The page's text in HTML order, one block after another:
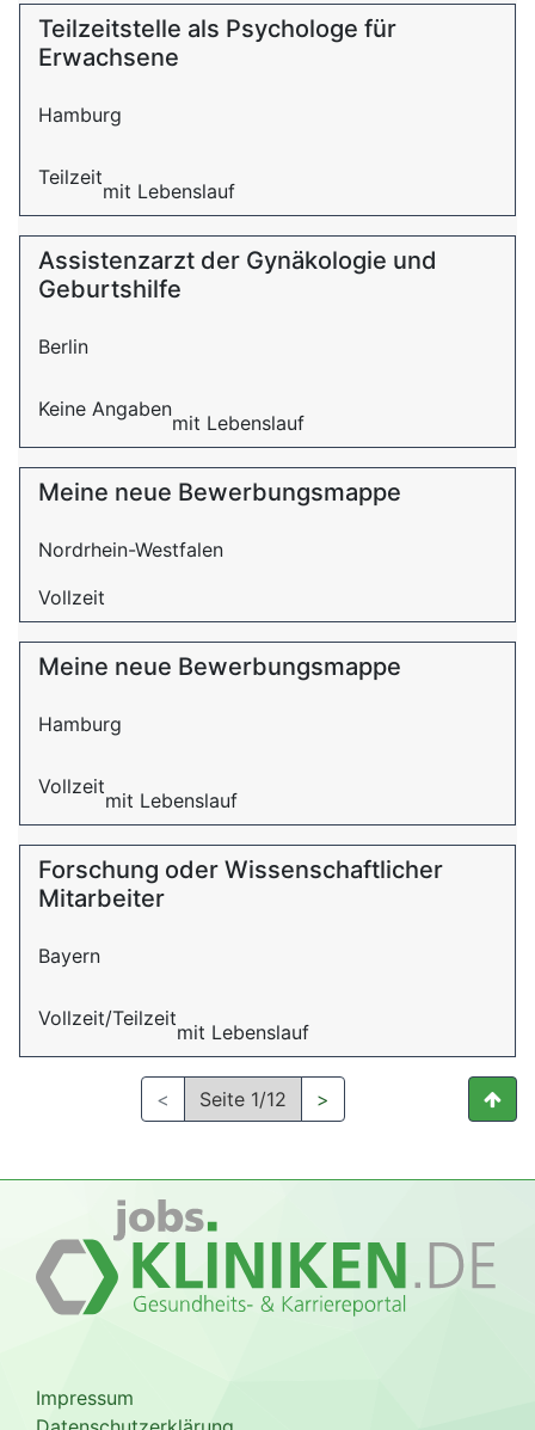
Teilzeitstelle als Psychologe für
Erwachsene
Hamburg
Teilzeit
mit Lebenslauf
Assistenzarzt der Gynäkologie und
Geburtshilfe
Berlin
Keine Angaben
mit Lebenslauf
Meine neue Bewerbungsmappe
Nordrhein-Westfalen
Vollzeit
Meine neue Bewerbungsmappe
Hamburg
Vollzeit
mit Lebenslauf
Forschung oder Wissenschaftlicher
Mitarbeiter
Bayern
Vollzeit/Teilzeit
mit Lebenslauf
< Seite 1/12 >
Impressum